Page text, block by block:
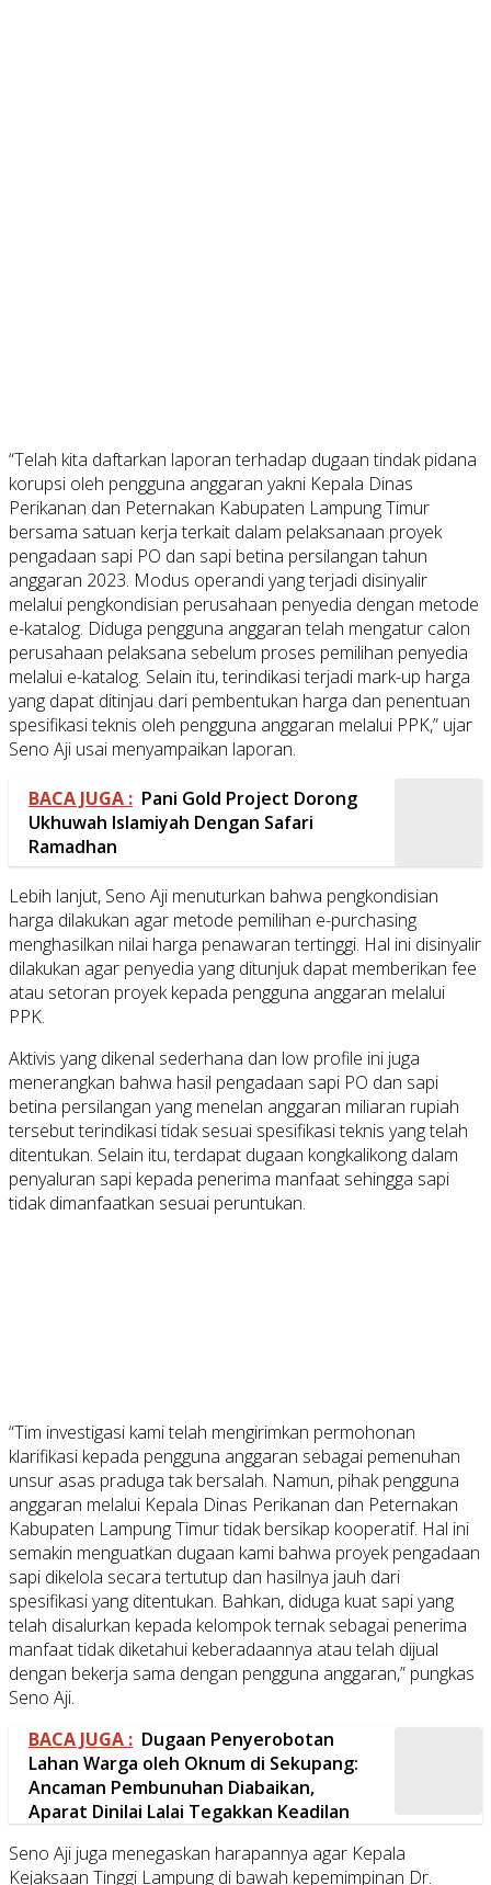
“Telah kita daftarkan laporan terhadap dugaan tindak pidana
korupsi oleh pengguna anggaran yakni Kepala Dinas
Perikanan dan Peternakan Kabupaten Lampung Timur
bersama satuan kerja terkait dalam pelaksanaan proyek
pengadaan sapi PO dan sapi betina persilangan tahun
anggaran 2023. Modus operandi yang terjadi disinyalir
melalui pengkondisian perusahaan penyedia dengan metode
e-katalog. Diduga pengguna anggaran telah mengatur calon
perusahaan pelaksana sebelum proses pemilihan penyedia
melalui e-katalog. Selain itu, terindikasi terjadi mark-up harga
yang dapat ditinjau dari pembentukan harga dan penentuan
spesifikasi teknis oleh pengguna anggaran melalui PPK,” ujar
Seno Aji usai menyampaikan laporan.
BACA JUGA : Pani Gold Project Dorong
Ukhuwah Islamiyah Dengan Safari
Ramadhan
Lebih lanjut, Seno Aji menuturkan bahwa pengkondisian
harga dilakukan agar metode pemilihan e-purchasing
menghasilkan nilai harga penawaran tertinggi. Hal ini disinyalir
dilakukan agar penyedia yang ditunjuk dapat memberikan fee
atau setoran proyek kepada pengguna anggaran melalui
PPK.
Aktivis yang dikenal sederhana dan low profile ini juga
menerangkan bahwa hasil pengadaan sapi PO dan sapi
betina persilangan yang menelan anggaran miliaran rupiah
tersebut terindikasi tidak sesuai spesifikasi teknis yang telah
ditentukan. Selain itu, terdapat dugaan kongkalikong dalam
penyaluran sapi kepada penerima manfaat sehingga sapi
tidak dimanfaatkan sesuai peruntukan.
“Tim investigasi kami telah mengirimkan permohonan
klarifikasi kepada pengguna anggaran sebagai pemenuhan
unsur asas praduga tak bersalah. Namun, pihak pengguna
anggaran melalui Kepala Dinas Perikanan dan Peternakan
Kabupaten Lampung Timur tidak bersikap kooperatif. Hal ini
semakin menguatkan dugaan kami bahwa proyek pengadaan
sapi dikelola secara tertutup dan hasilnya jauh dari
spesifikasi yang ditentukan. Bahkan, diduga kuat sapi yang
telah disalurkan kepada kelompok ternak sebagai penerima
manfaat tidak diketahui keberadaannya atau telah dijual
dengan bekerja sama dengan pengguna anggaran,” pungkas
Seno Aji.
BACA JUGA : Dugaan Penyerobotan
Lahan Warga oleh Oknum di Sekupang:
Ancaman Pembunuhan Diabaikan,
Aparat Dinilai Lalai Tegakkan Keadilan
Seno Aji juga menegaskan harapannya agar Kepala
Kejaksaan Tinggi Lampung di bawah kepemimpinan Dr.